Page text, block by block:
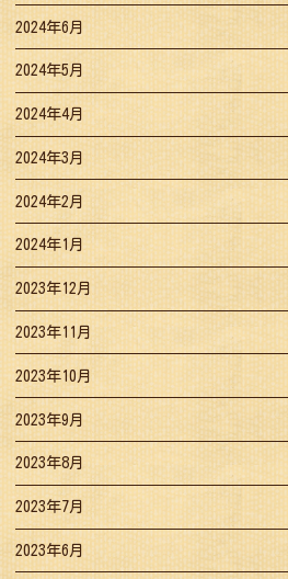
2024年6月
2024年5月
2024年4月
2024年3月
2024年2月
2024年1月
2023年12月
2023年11月
2023年10月
2023年9月
2023年8月
2023年7月
2023年6月